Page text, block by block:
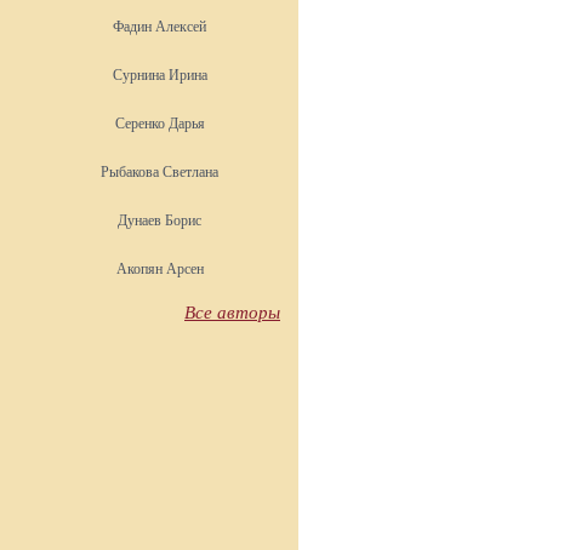
Фадин Алексей
Сурнина Ирина
Серенко Дарья
Рыбакова Светлана
Дунаев Борис
Акопян Арсен
Все авторы